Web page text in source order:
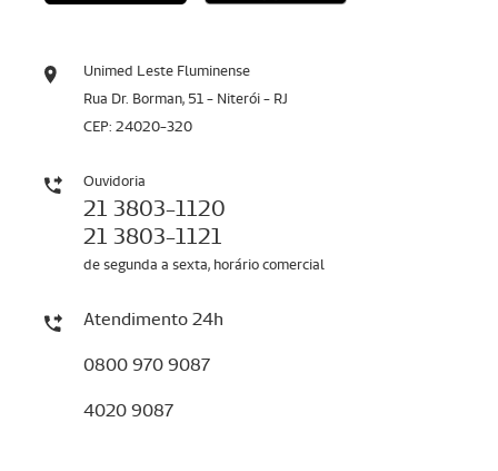
Unimed Leste Fluminense
Rua Dr. Borman, 51 - Niterói - RJ
CEP: 24020-320
Ouvidoria
21 3803-1120
21 3803-1121
de segunda a sexta, horário comercial
Atendimento 24h
0800 970 9087
4020 9087